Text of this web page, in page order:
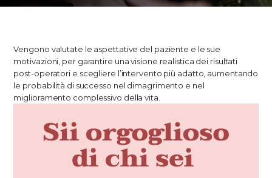
Vengono valutate le aspettative del paziente e le sue
motivazioni, per garantire una visione realistica dei risultati
post-operatori e scegliere l’intervento più adatto, aumentando
le probabilità di successo nel dimagrimento e nel
miglioramento complessivo della vita.